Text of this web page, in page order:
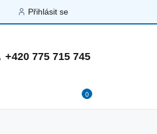
Přihlásit se
+420 775 715 745
0